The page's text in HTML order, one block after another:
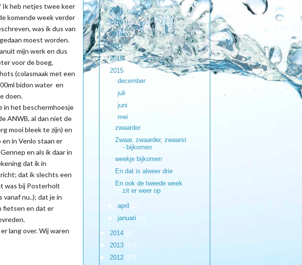
Ik heb netjes twee keer
komende week verder
was ik dus van
moest worden.
mijn werk en dus
voor de boeg,
(colasmaak met een
bidon water en
doen.
in het beschermhoesje
ANWB, al dan niet de
mooi bleek te zijn) en
en in Venlo staan er
en als ik daar in
dat ik in
dat ik slechts een
was bij Posterholt
nu..); dat je in
fietsen en dat er
lang over. Wij waren
►2021(1)
►2019(1)
►2018(2)
►2017(3)
►2016(9)
2015
december
juli
juni
mei
zwaarder
Zwaar, zwaarder, zwaarst
- bijkomen
weekje bijkomen
En dat is alweer drie
En ook de tweede week
zit er weer op
april
► januari (1)
► 2014 (6)
► 2013 (17)
► 2012 (98)